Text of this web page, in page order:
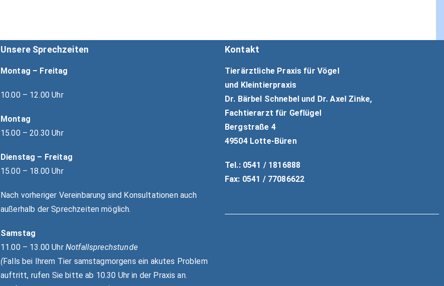
Unsere Sprechzeiten
Montag – Freitag
10.00 – 12.00 Uhr
Montag
15.00 – 20.30 Uhr
Dienstag – Freitag
15.00 – 18.00 Uhr
Nach vorheriger Vereinbarung sind Konsultationen auch
außerhalb der Sprechzeiten möglich.
Samstag
11.00 – 13.00 Uhr Notfallsprechstunde
(Falls bei Ihrem Tier samstagmorgens ein akutes Problem
auftritt, rufen Sie bitte ab 10.30 Uhr in der Praxis an.
Kontakt
Tierärztliche Praxis für Vögel
und Kleintierpraxis
Dr. Bärbel Schnebel und Dr. Axel Zinke,
Fachtierarzt für Geflügel
Bergstraße 4
49504 Lotte-Büren
Tel.: 0541 / 1816888
Fax: 0541 / 77086622